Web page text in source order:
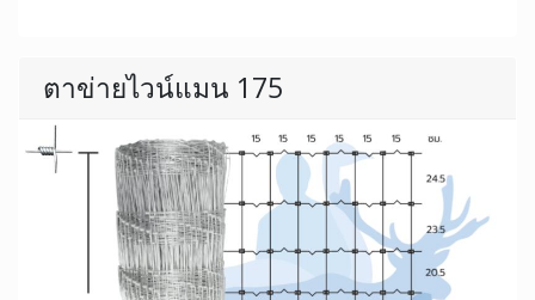
ตาข่ายไวน์แมน 175